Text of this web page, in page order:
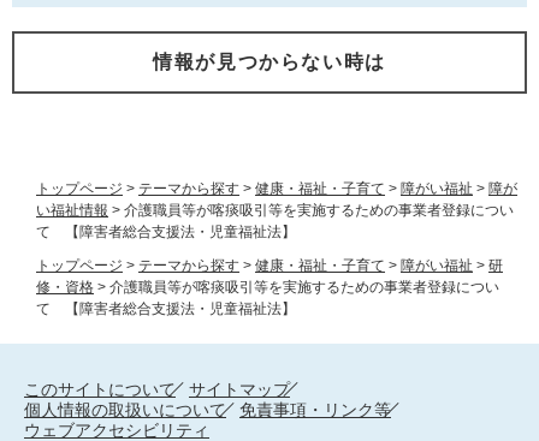
トップページ > テーマから探す > 健康・福祉・子育て > 障がい福祉 > 障が
い福祉情報 > 介護職員等が喀痰吸引等を実施するための事業者登録につい
て 【障害者総合支援法・児童福祉法】
トップページ > テーマから探す > 健康・福祉・子育て > 障がい福祉 > 研
修・資格 > 介護職員等が喀痰吸引等を実施するための事業者登録につい
て 【障害者総合支援法・児童福祉法】
情報が見つからない時は
このサイトについて
サイトマップ
個人情報の取扱いについて
免責事項・リンク等
ウェブアクセシビリティ